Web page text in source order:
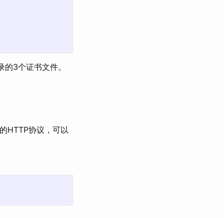
3个证书文件。
HTTP协议，可以